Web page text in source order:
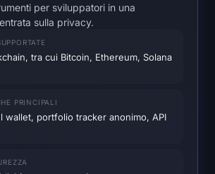
di ETH
di SOL
di ZEC
per sviluppatori in una
sulla privacy.
tra cui Bitcoin, Ethereum, Solana
PRINCIPALI
wallet, portfolio tracker anonimo, API